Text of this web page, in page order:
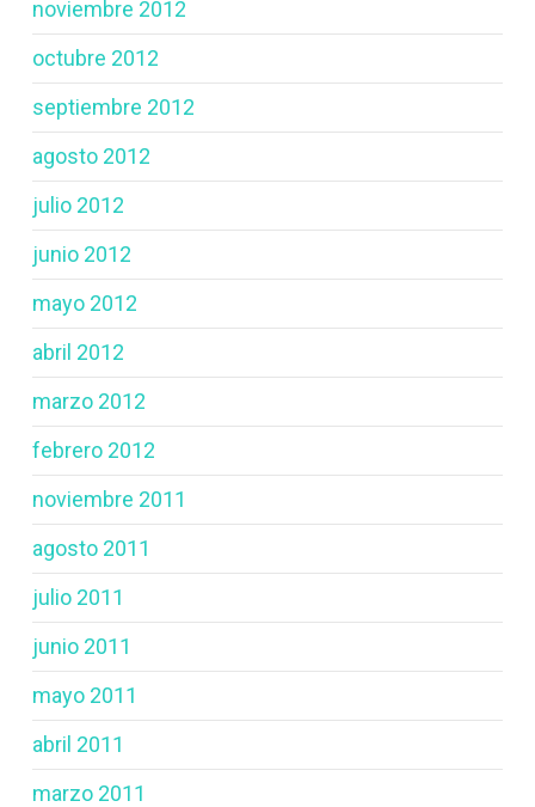
noviembre 2012
octubre 2012
septiembre 2012
agosto 2012
julio 2012
junio 2012
mayo 2012
abril 2012
marzo 2012
febrero 2012
noviembre 2011
agosto 2011
julio 2011
junio 2011
mayo 2011
abril 2011
marzo 2011